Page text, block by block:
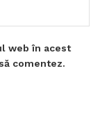
web în acest
comentez.